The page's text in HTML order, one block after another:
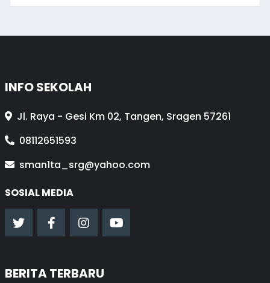
INFO SEKOLAH
Jl. Raya - Gesi Km 02, Tangen, Sragen 57261
08112651593
sman1ta_srg@yahoo.com
SOSIAL MEDIA
BERITA TERBARU